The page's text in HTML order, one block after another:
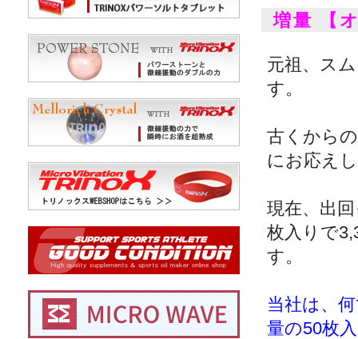
増量 【
元祖、ス
す。
古くから
にお応え
現在、出
枚入りで
す。
当社は、
量の50枚